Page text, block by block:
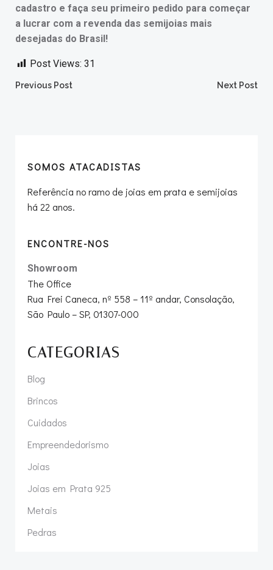
cadastro e faça seu primeiro pedido para começar
a lucrar com a revenda das semijoias mais
desejadas do Brasil!
Post Views: 31
Post
Previous Post Next Post
SOMOS ATACADISTAS
Referência no ramo de joias em prata e semijoias
há 22 anos.
ENCONTRE-NOS
Showroom
The Office
Rua Frei Caneca, nº 558 – 11º andar, Consolação,
São Paulo – SP, 01307-000
CATEGORIAS
Blog
Brincos
Cuidados
Empreendedorismo
Joias
Joias em Prata 925
Metais
Pedras